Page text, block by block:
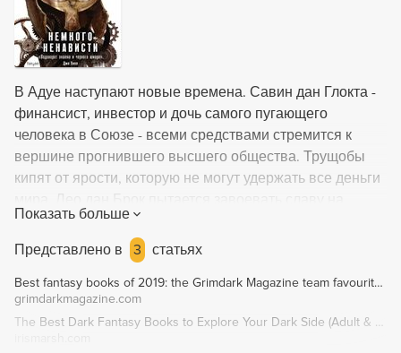
В Адуе наступают новые времена. Савин дан Глокта -
финансист, инвестор и дочь самого пугающего
человека в Союзе - всеми средствами стремится к
вершине прогнившего высшего общества. Трущобы
кипят от ярости, которую не могут удержать все деньги
залитых кровью границах Инглии. Он хочет победить
мародерствующие армии Стура Сумрака и
рассчитывает на помощь короны. Эра машин
наступает, но эпоха магии отказывается умирать. Дочь
Ищейки, юная Рикке учится владеть даром Долгого
Взгляда. Но как изменить открывшееся будущее, когда
Показать больше
Представлено в
3 статьях
Best fantasy books of 2019: the Grimdark Magazine team favourites | Grimdark Magazine
grimdarkmagazine.com
The Best Dark Fantasy Books to Explore Your Dark Side (Adult & YA)